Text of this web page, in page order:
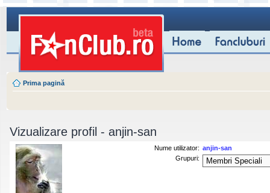
Prima pagină
Vizualizare profil - anjin-san
Nume utilizator: anjin-san
Grupuri: